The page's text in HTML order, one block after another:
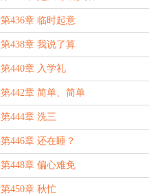
第436章 临时起意
第438章 我说了算
第440章 入学礼
第442章 简单、简单
第444章 洗三
第446章 还在睡？
第448章 偏心难免
第450章 秋忙